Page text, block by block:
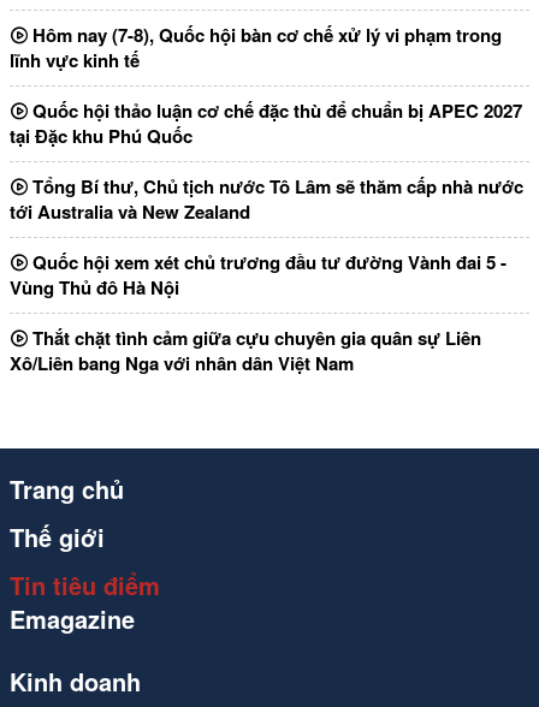
Hôm nay (7-8), Quốc hội bàn cơ chế xử lý vi phạm trong
lĩnh vực kinh tế
Quốc hội thảo luận cơ chế đặc thù để chuẩn bị APEC 2027
tại Đặc khu Phú Quốc
Tổng Bí thư, Chủ tịch nước Tô Lâm sẽ thăm cấp nhà nước
tới Australia và New Zealand
Quốc hội xem xét chủ trương đầu tư đường Vành đai 5 -
Vùng Thủ đô Hà Nội
Thắt chặt tình cảm giữa cựu chuyên gia quân sự Liên
Xô/Liên bang Nga với nhân dân Việt Nam
Trang chủ
Thế giới
Tin tiêu điểm
Emagazine
Kinh doanh